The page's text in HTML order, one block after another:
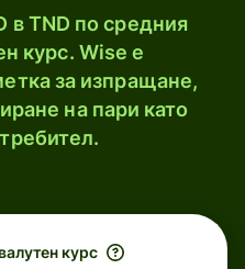
в TND по средния
курс. Wise е
за изпращане,
на пари като
курс